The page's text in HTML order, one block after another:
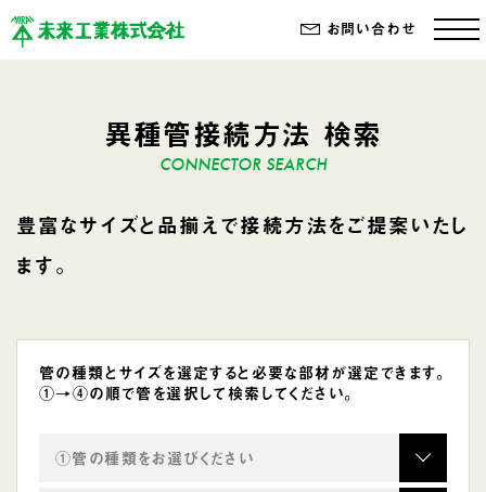
お問い合わせ
異種管接続方法 検索
豊富なサイズと品揃えで接続方法をご提案いたし
ます。
管の種類とサイズを選定すると必要な部材が選定できます。
①→④の順で管を選択して検索してください。
①管の種類をお選びください